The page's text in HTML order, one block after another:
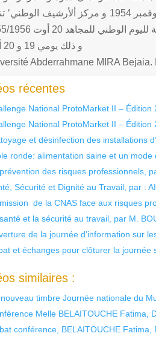
للدراسات و
الطبعة الأولى للملتقى العلمي حول الذكرى المزدوجة
و ذلك يومي 19 و 20 أوت
Abderrahmane MIRA Bejaia.
récentes
National ProtoMarket II – Édition
National ProtoMarket II – Édition
et désinfection des installations
ronde: alimentation saine et un mode
des risques professionnels,
Sécurité et Dignité au Travail, par :
de la CNAS face aux risques
et la sécurité au travail, par M.
de la journée d’information sur
et échanges pour clôturer la journée
similaires :
timbre Journée nationale du
Melle BELAITOUCHE Fatima,
conférence, BELAITOUCHE Fatima,